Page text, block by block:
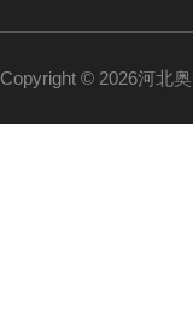
Copyright © 2026河北